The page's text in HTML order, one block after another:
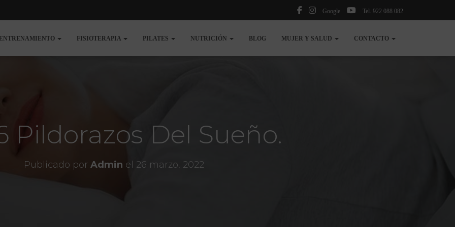
Google Tel. 922 088 082
FISIOTERAPIA PILATES NUTRICIÓN BLOG MUJER Y SALUD CONTACTO
Pildorazos Del Sueño.
Publicado por Admin el 26 marzo, 2022